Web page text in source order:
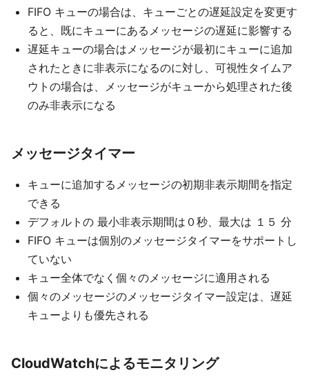
FIFO キューの場合は、キューごとの遅延設定を変更す
ると、既にキューにあるメッセージの遅延に影響する
遅延キューの場合はメッセージが最初にキューに追加
されたときに非表示になるのに対し、可視性タイムア
ウトの場合は、メッセージがキューから処理された後
のみ非表示になる
メッセージタイマー
キューに追加するメッセージの初期非表示期間を指定
できる
デフォルトの 最小非表示期間は０秒、最大は １５ 分
FIFO キューは個別のメッセージタイマーをサポートし
ていない
キュー全体でなく個々のメッセージに適用される
個々のメッセージのメッセージタイマー設定は、遅延
キューよりも優先される
CloudWatchによるモニタリング